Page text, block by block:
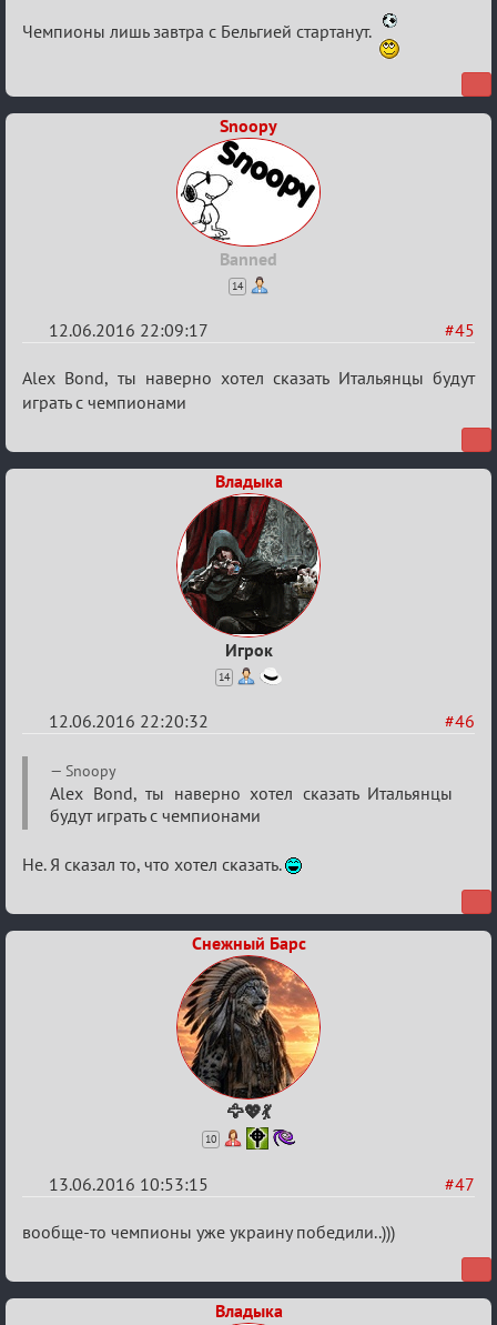
Re:
Евро
Чемпионы лишь завтра с Бельгией стартанут.
Snoopy
Banned
14
#45
12.06.2016 22:09:17
Re:
Евро
Alex Bond, ты наверно хотел сказать Итальянцы будут
играть с чемпионами
Владыка
Игрок
14
#46
12.06.2016 22:20:32
Re:
Евро
2016
Snoopy
Alex Bond, ты наверно хотел сказать Итальянцы
будут играть с чемпионами
Не. Я сказал то, что хотел сказать.
Снежный Барс
🦅💖💃
10
#47
13.06.2016 10:53:15
Re:
2016
вообще-то чемпионы уже украину победили..)))
Владыка